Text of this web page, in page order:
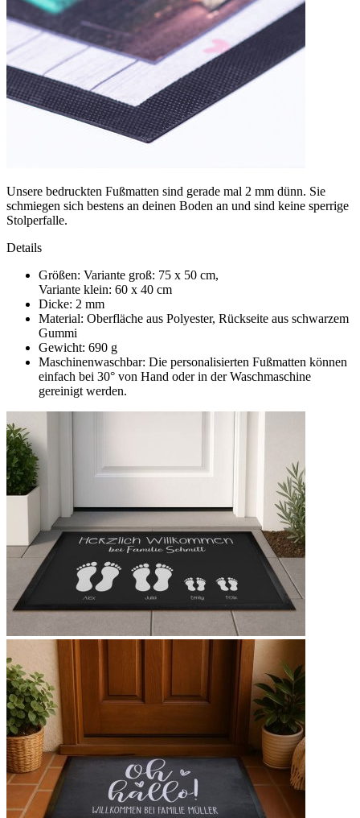
Unsere bedruckten Fußmatten sind gerade mal 2 mm dünn. Sie
schmiegen sich bestens an deinen Boden an und sind keine sperrige
Stolperfalle.
Details
Größen: Variante groß: 75 x 50 cm,
Variante klein: 60 x 40 cm
Dicke: 2 mm
Material: Oberfläche aus Polyester, Rückseite aus schwarzem
Gummi
Gewicht: 690 g
Maschinenwaschbar: Die personalisierten Fußmatten können
einfach bei 30° von Hand oder in der Waschmaschine
gereinigt werden.